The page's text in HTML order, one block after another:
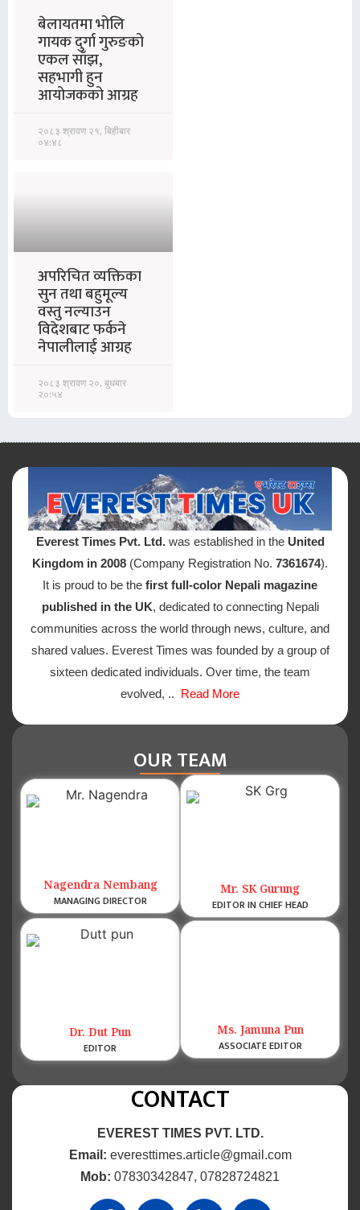
बेलायतमा भोलि
गायक दुर्गा गुरुङको
एकल साँझ,
सहभागी हुन
आयोजकको आग्रह
२०८३ श्रावण २१, बिहीबार
०४:४८
अपरिचित व्यक्तिका
सुन तथा बहुमूल्य
वस्तु नल्याउन
विदेशबाट फर्कने
नेपालीलाई आग्रह
२०८३ श्रावण २०, बुधबार
२०:५४
Everest Times Pvt. Ltd. was established in the United
Kingdom in 2008 (Company Registration No. 7361674).
It is proud to be the first full-color Nepali magazine
published in the UK, dedicated to connecting Nepali
communities across the world through news, culture, and
shared values. Everest Times was founded by a group of
sixteen dedicated individuals. Over time, the team
evolved, ..
Read More
OUR TEAM
Nagendra Nembang
MANAGING DIRECTOR
Mr. SK Gurung
EDITOR IN CHIEF HEAD
Dr. Dut Pun
EDITOR
Ms. Jamuna Pun
ASSOCIATE EDITOR
CONTACT
EVEREST TIMES PVT. LTD.
Email: everesttimes.article@gmail.com
Mob: 07830342847, 07828724821